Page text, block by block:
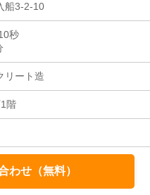
船3-2-10
秒
リート造
階
わせ（無料）